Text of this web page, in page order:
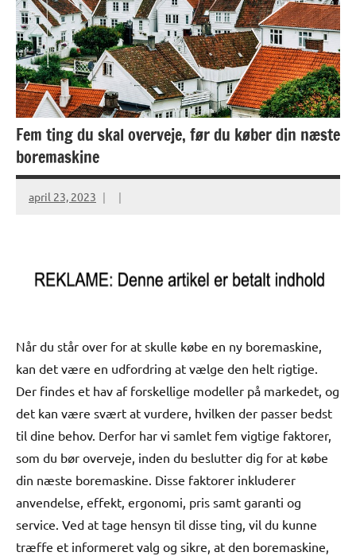
Fem ting du skal overveje, før du køber din næste
boremaskine
april 23, 2023
Når du står over for at skulle købe en ny boremaskine,
kan det være en udfordring at vælge den helt rigtige.
Der findes et hav af forskellige modeller på markedet, og
det kan være svært at vurdere, hvilken der passer bedst
til dine behov. Derfor har vi samlet fem vigtige faktorer,
som du bør overveje, inden du beslutter dig for at købe
din næste boremaskine. Disse faktorer inkluderer
anvendelse, effekt, ergonomi, pris samt garanti og
service. Ved at tage hensyn til disse ting, vil du kunne
træffe et informeret valg og sikre, at den boremaskine,